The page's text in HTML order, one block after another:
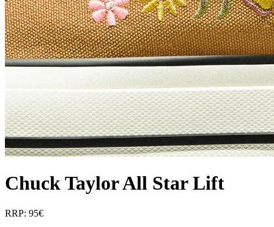
Chuck Taylor All Star Lift
RRP: 95€